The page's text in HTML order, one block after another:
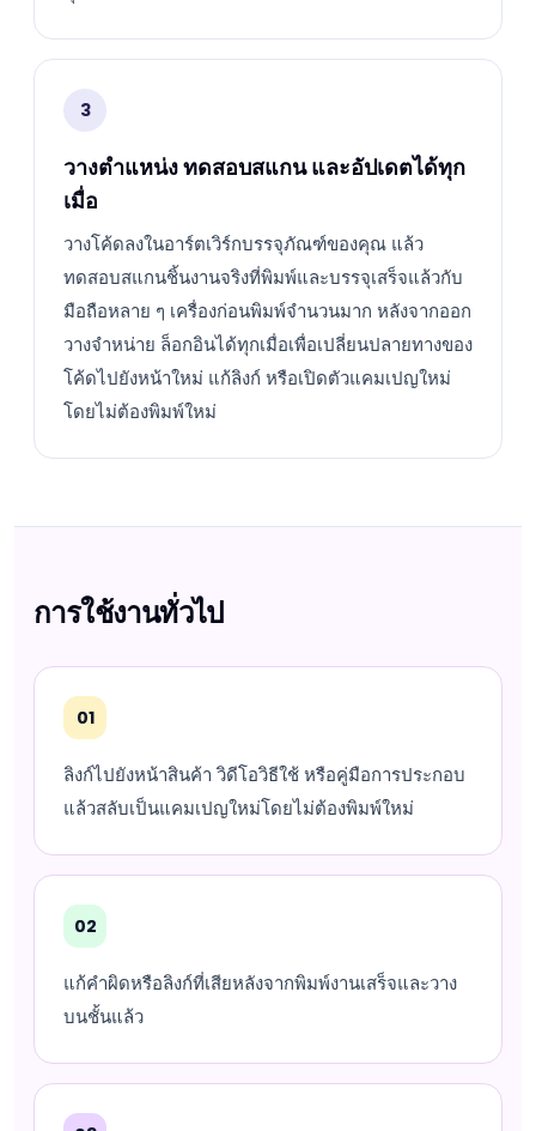
3
วางตำแหน่ง ทดสอบสแกน และอัปเดตได้ทุก
เมื่อ
วางโค้ดลงในอาร์ตเวิร์กบรรจุภัณฑ์ของคุณ แล้ว
ทดสอบสแกนชิ้นงานจริงที่พิมพ์และบรรจุเสร็จแล้วกับ
มือถือหลาย ๆ เครื่องก่อนพิมพ์จำนวนมาก หลังจากออก
วางจำหน่าย ล็อกอินได้ทุกเมื่อเพื่อเปลี่ยนปลายทางของ
โค้ดไปยังหน้าใหม่ แก้ลิงก์ หรือเปิดตัวแคมเปญใหม่
โดยไม่ต้องพิมพ์ใหม่
การใช้งานทั่วไป
01
ลิงก์ไปยังหน้าสินค้า วิดีโอวิธีใช้ หรือคู่มือการประกอบ
แล้วสลับเป็นแคมเปญใหม่โดยไม่ต้องพิมพ์ใหม่
02
แก้คำผิดหรือลิงก์ที่เสียหลังจากพิมพ์งานเสร็จและวาง
บนชั้นแล้ว